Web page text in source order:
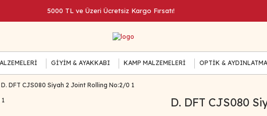
5000 TL ve Üzeri Ücretsiz Kargo Fırsatı!
GİYİM & AYAKKABI KAMP MALZEMELERİ OPTİK & AYDINLATMA
D. DFT CJS080 Siyah 2 Joint Rolling No:2/0 1
D. DFT CJS080